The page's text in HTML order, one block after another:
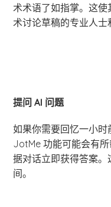
术术语了如指掌。这
术讨论草稿的专业人士
提问 AI 问题
如果你需要回忆一小
JotMe 功能可能会有
据对话立即获得答案
间。